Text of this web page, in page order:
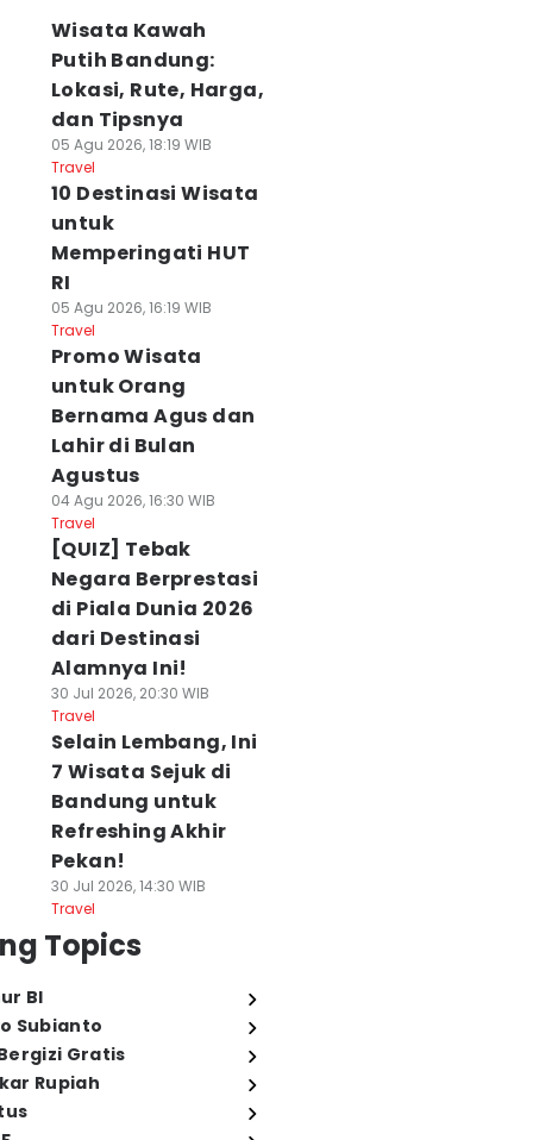
Wisata Kawah
Putih Bandung:
Lokasi, Rute, Harga,
dan Tipsnya
05 Agu 2026, 18:19 WIB
Travel
10 Destinasi Wisata
untuk
Memperingati HUT
RI
05 Agu 2026, 16:19 WIB
Travel
Promo Wisata
untuk Orang
Bernama Agus dan
Lahir di Bulan
Agustus
04 Agu 2026, 16:30 WIB
Travel
[QUIZ] Tebak
Negara Berprestasi
di Piala Dunia 2026
dari Destinasi
Alamnya Ini!
30 Jul 2026, 20:30 WIB
Travel
Selain Lembang, Ini
7 Wisata Sejuk di
Bandung untuk
Refreshing Akhir
Pekan!
30 Jul 2026, 14:30 WIB
Travel
Topics
BI
Subianto
Gratis
Rupiah